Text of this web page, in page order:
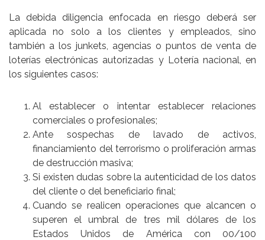
La debida diligencia enfocada en riesgo deberá ser
aplicada no solo a los clientes y empleados, sino
también a los junkets, agencias o puntos de venta de
loterías electrónicas autorizadas y Lotería nacional, en
los siguientes casos:
Al establecer o intentar establecer relaciones
comerciales o profesionales;
Ante sospechas de lavado de activos,
financiamiento del terrorismo o proliferación armas
de destrucción masiva;
Si existen dudas sobre la autenticidad de los datos
del cliente o del beneficiario final;
Cuando se realicen operaciones que alcancen o
superen el umbral de tres mil dólares de los
Estados Unidos de América con 00/100